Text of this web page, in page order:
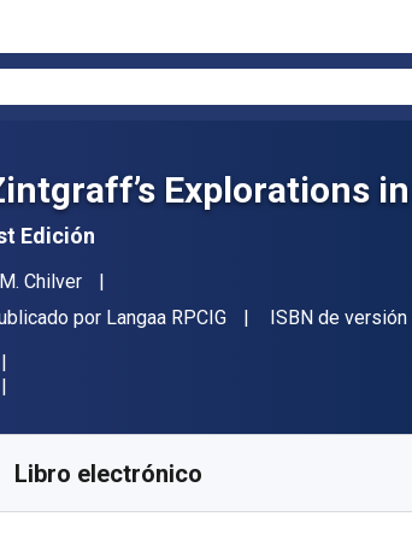
Explorations
Edición
Chilver
por Langaa RPCIG ISBN de versión
Libro electrónico